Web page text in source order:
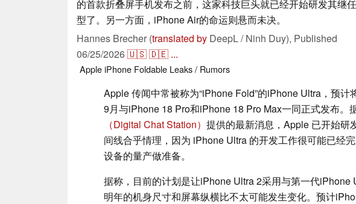
的首款折叠屏手机发布之前，这家科技巨头就已经开始研发其继
型了。另一方面，iPhone Air的命运则悬而未决。
Hannes Brecher (translated by DeepL / Ninh Duy), Published
06/25/2026🇺🇸🇩🇪 ...
AppleiPhone Foldable Leaks / Rumors
Apple 传闻中常被称为“iPhone Fold”的iPhone Ultra，预计
9月与iPhone 18 Pro和iPhone 18 Pro Max一同正式发布。
（Digital Chat Station） 提供的最新消息，Apple 已开始研
间线合乎情理，因为 iPhone Ultra 的开发工作很可能已经
设备的量产做准备。
据称，目前的计划是让iPhone Ultra 2采用与第一代iPhone
明年的机身尺寸和屏幕纵横比不太可能发生变化。预计